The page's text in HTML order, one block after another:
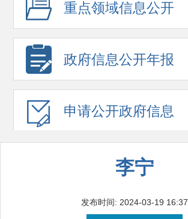
重点领域信息公开
政府信息公开年报
申请公开政府信息
李宁
发布时间: 2024-03-19 16:37